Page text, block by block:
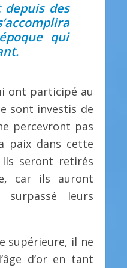
des
qui
ont participé au
sont investis de
percevront pas
paix dans cette
Ils seront retirés
car ils auront
leurs
supérieure, il ne
d’or en tant